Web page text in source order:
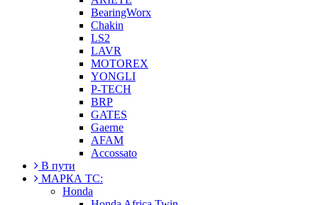
BearingWorx
Chakin
LS2
LAVR
MOTOREX
YONGLI
P-TECH
BRP
GATES
Gaerne
AFAM
Accossato
В пути
МАРКА ТС:
Honda